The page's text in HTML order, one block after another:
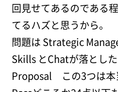
回見せてあるのである
てるハズと思うから。
問題は Strategic
Skills とChatが落とし
Proposal この3つは本